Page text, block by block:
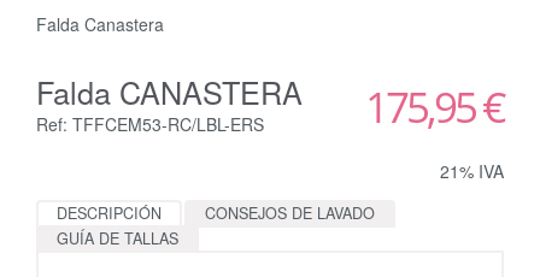
Falda Canastera
Falda CANASTERA
Ref: TFFCEM53-RC/LBL-ERS 175,95 €
21% IVA
DESCRIPCIÓN
CONSEJOS DE LAVADO
GUÍA DE TALLAS